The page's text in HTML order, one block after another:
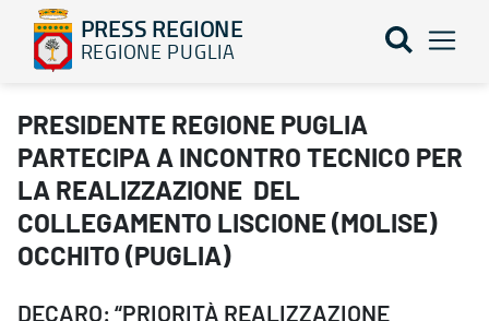
PRESS REGIONE
REGIONE PUGLIA
PRESIDENTE REGIONE PUGLIA PARTECIPA A INCONTRO
PRESIDENTE REGIONE PUGLIA
PARTECIPA A INCONTRO TECNICO PER
LA REALIZZAZIONE DEL
COLLEGAMENTO LISCIONE (MOLISE)
OCCHITO (PUGLIA)
DECARO: “PRIORITÀ REALIZZAZIONE